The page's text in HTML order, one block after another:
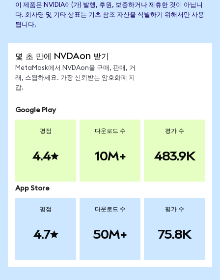
이 제품은 NVIDIA이(가) 발행, 후원, 보증하거나 제휴한 것이 아닙니
다. 회사명 및 기타 상표는 기초 참조 자산을 식별하기 위해서만 사용
됩니다.
몇 초 만에 NVDAon 받기
MetaMask에서 NVDAon을 구매, 판매, 거
래, 스왑하세요. 가장 신뢰받는 암호화폐 지
갑.
Google Play
평점
4.4
다운로드 수
10M+
평가 수
483.9K
App Store
평점
4.7
다운로드 수
50M+
평가 수
75.8K